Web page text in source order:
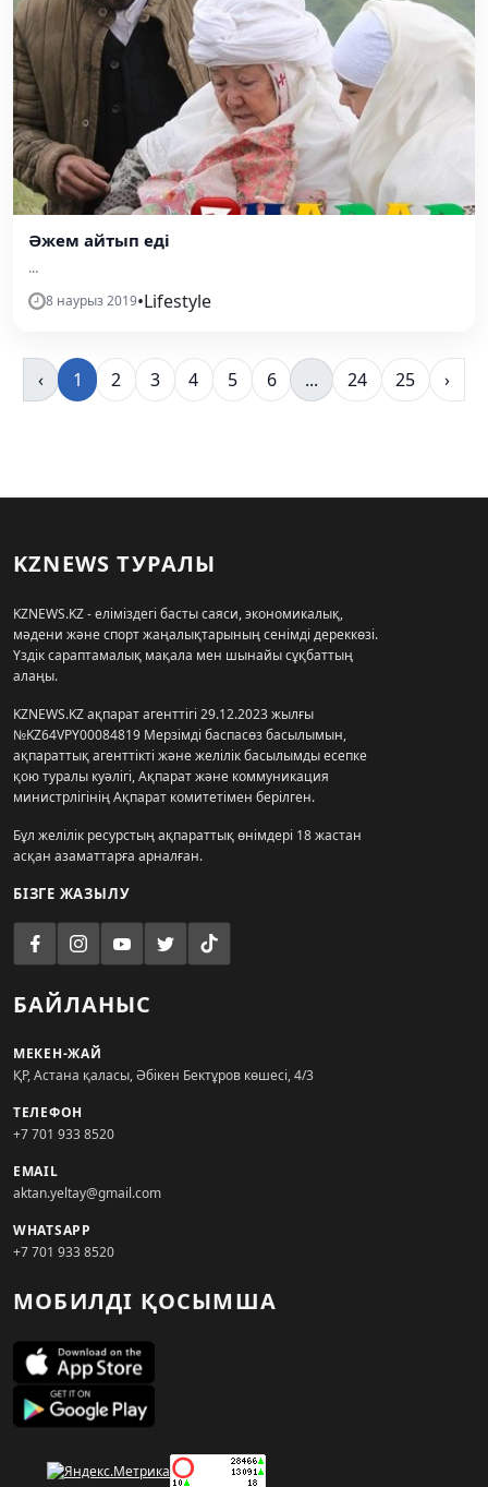
Әжем айтып еді
...
8 наурыз 2019•Lifestyle
‹ 1 2 3 4 5 6 ... 24 25 ›
KZNEWS ТУРАЛЫ
KZNEWS.KZ - еліміздегі басты саяси, экономикалық,
мәдени және спорт жаңалықтарының сенімді дереккөзі.
Үздік сараптамалық мақала мен шынайы сұқбаттың
алаңы.
KZNEWS.KZ ақпарат агенттігі 29.12.2023 жылғы
№KZ64VPY00084819 Мерзімді баспасөз басылымын,
ақпараттық агенттікті және желілік басылымды есепке
қою туралы куәлігі, Ақпарат және коммуникация
министрлігінің Ақпарат комитетімен берілген.
Бұл желілік ресурстың ақпараттық өнімдері 18 жастан
асқан азаматтарға арналған.
БІЗГЕ ЖАЗЫЛУ
БАЙЛАНЫС
МЕКЕН-ЖАЙ
ҚР, Астана қаласы, Әбікен Бектұров көшесі, 4/3
ТЕЛЕФОН
+7 701 933 8520
EMAIL
aktan.yeltay@gmail.com
WHATSAPP
+7 701 933 8520
МОБИЛДІ ҚОСЫМША